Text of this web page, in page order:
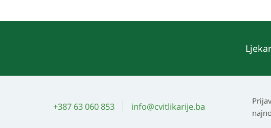
+387 63 060 853 info@cvitlikarije.ba